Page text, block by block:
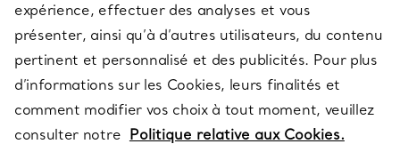
QUESTIONS LÉGALES
SUIVEZ-NOUS
expérience, effectuer des analyses et vous
présenter, ainsi qu’à d’autres utilisateurs, du contenu
pertinent et personnalisé et des publicités. Pour plus
d’informations sur les Cookies, leurs finalités et
comment modifier vos choix à tout moment, veuillez
consulter notre Politique relative aux Cookies.